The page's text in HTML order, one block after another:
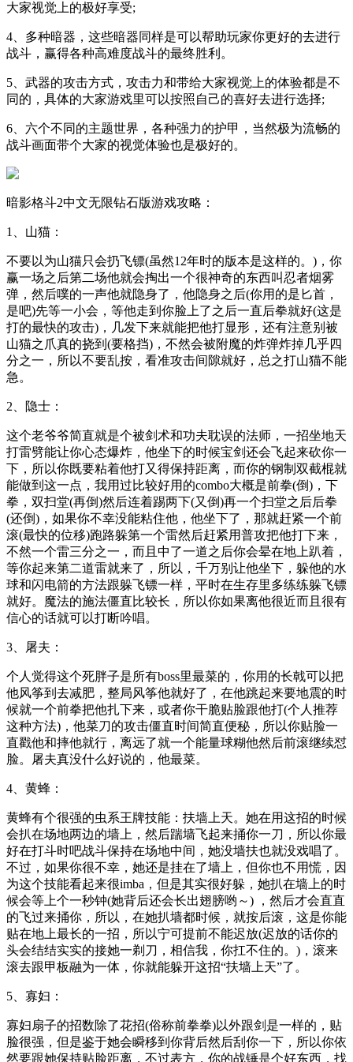
大家视觉上的极好享受;
4、多种暗器，这些暗器同样是可以帮助玩家你更好的去进行
战斗，赢得各种高难度战斗的最终胜利。
5、武器的攻击方式，攻击力和带给大家视觉上的体验都是不
同的，具体的大家游戏里可以按照自己的喜好去进行选择;
6、六个不同的主题世界，各种强力的护甲，当然极为流畅的
战斗画面带个大家的视觉体验也是极好的。
暗影格斗2中文无限钻石版游戏攻略：
1、山猫：
不要以为山猫只会扔飞镖(虽然12年时的版本是这样的。)，你
赢一场之后第二场他就会掏出一个很神奇的东西叫忍者烟雾
弹，然后噗的一声他就隐身了，他隐身之后(你用的是匕首，
是吧)先等一小会，等他走到你脸上了之后一直后拳就好(这是
打的最快的攻击)，几发下来就能把他打显形，还有注意别被
山猫之爪真的挠到(要格挡)，不然会被附魔的炸弹炸掉几乎四
分之一，所以不要乱按，看准攻击间隙就好，总之打山猫不能
急。
2、隐士：
这个老爷爷简直就是个被剑术和功夫耽误的法师，一招坐地天
打雷劈能让你心态爆炸，他坐下的时候宝剑还会飞起来砍你一
下，所以你既要粘着他打又得保持距离，而你的钢制双截棍就
能做到这一点，我用过比较好用的combo大概是前拳(倒)，下
拳，双扫堂(再倒)然后连着踢两下(又倒)再一个扫堂之后后拳
(还倒)，如果你不幸没能粘住他，他坐下了，那就赶紧一个前
滚(最快的位移)跑路躲第一个雷然后赶紧用普攻把他打下来，
不然一个雷三分之一，而且中了一道之后你会晕在地上趴着，
等你起来第二道雷就来了，所以，千万别让他坐下，躲他的水
球和闪电箭的方法跟躲飞镖一样，平时在生存里多练练躲飞镖
就好。魔法的施法僵直比较长，所以你如果离他很近而且很有
信心的话就可以打断吟唱。
3、屠夫：
个人觉得这个死胖子是所有boss里最菜的，你用的长戟可以把
他风筝到去减肥，整局风筝他就好了，在他跳起来要地震的时
候就一个前拳把他扎下来，或者你干脆贴脸跟他打(个人推荐
这种方法)，他菜刀的攻击僵直时间简直便秘，所以你贴脸一
直戳他和摔他就行，离远了就一个能量球糊他然后前滚继续怼
脸。屠夫真没什么好说的，他最菜。
4、黄蜂：
黄蜂有个很强的虫系王牌技能：扶墙上天。她在用这招的时候
会扒在场地两边的墙上，然后踹墙飞起来捅你一刀，所以你最
好在打斗时吧战斗保持在场地中间，她没墙扶也就没戏唱了。
不过，如果你很不幸，她还是挂在了墙上，但你也不用慌，因
为这个技能看起来很imba，但是其实很好躲，她扒在墙上的时
候会等上个一秒钟(她背后还会长出翅膀哟～) ，然后才会直直
的飞过来捅你，所以，在她扒墙都时候，就按后滚，这是你能
贴在地上最长的一招，所以宁可提前不能迟放(迟放的话你的
头会结结实实的接她一剃刀，相信我，你扛不住的。)，滚来
滚去跟甲板融为一体，你就能躲开这招“扶墙上天”了。
5、寡妇：
寡妇扇子的招数除了花招(俗称前拳拳)以外跟剑是一样的，贴
脸很强，但是鉴于她会瞬移到你背后然后刮你一下，所以你依
然要跟她保持贴脸距离，不过表方，你的战锤是个好东西，找